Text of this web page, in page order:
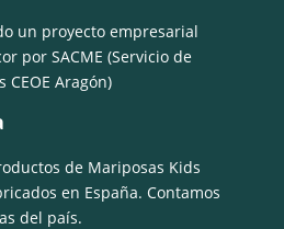
un proyecto empresarial
por SACME (Servicio de
CEOE Aragón)
de Mariposas Kids
en España. Contamos
del país.